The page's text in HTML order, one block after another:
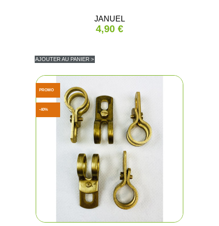
JANUEL
4,90 €
AJOUTER AU PANIER >
PROMO
-40%